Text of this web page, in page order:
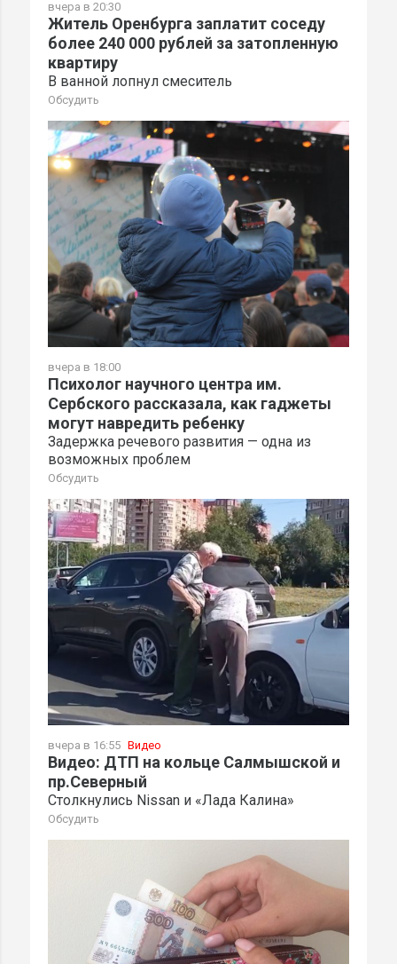
вчера в 20:30
Житель Оренбурга заплатит соседу
более 240 000 рублей за затопленную
квартиру
В ванной лопнул смеситель
Обсудить
вчера в 18:00
Психолог научного центра им.
Сербского рассказала, как гаджеты
могут навредить ребенку
Задержка речевого развития — одна из
возможных проблем
Обсудить
вчера в 16:55 Видео
Видео: ДТП на кольце Салмышской и
пр.Северный
Столкнулись Nissan и «Лада Калина»
Обсудить